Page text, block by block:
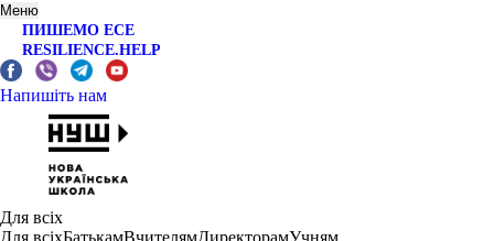
Меню
ПИШЕМО ЕСЕ
RESILIENCE.HELP
Напишіть нам
Для всіх